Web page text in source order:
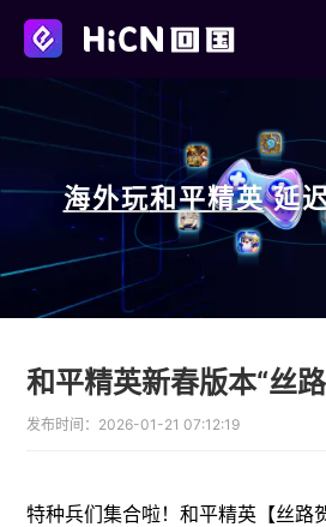
海外玩和平精英 延
发布时间： 2026-01-21 07:12:19
特种兵们集合啦！和平精英【丝路